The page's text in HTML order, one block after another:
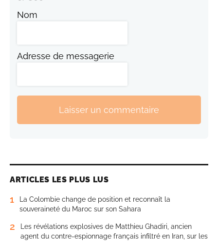
Nom
Adresse de messagerie
Laisser un commentaire
ARTICLES LES PLUS LUS
1
La Colombie change de position et reconnaît la
souveraineté du Maroc sur son Sahara
2
Les révélations explosives de Matthieu Ghadiri, ancien
agent du contre-espionnage français infiltré en Iran, sur les